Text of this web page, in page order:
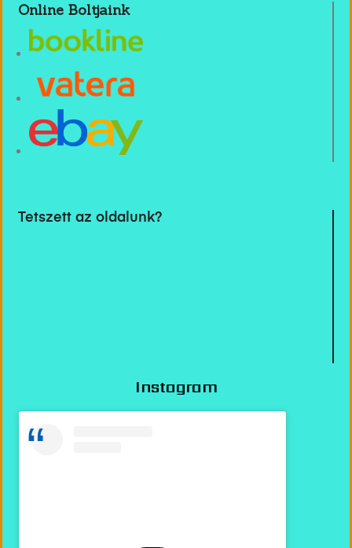
Online Boltjaink
Tetszett az oldalunk?
Instagram